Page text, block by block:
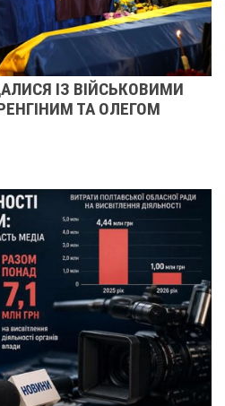
ІЗ ВІЙСЬКОВИМИ
ТА ОЛЕГОМ